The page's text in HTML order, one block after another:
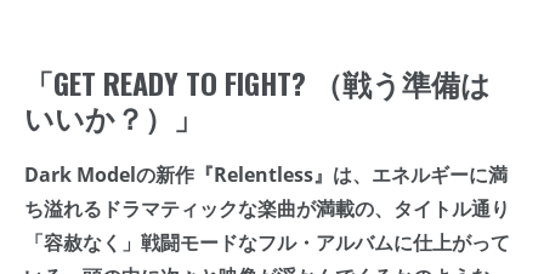
「GET READY TO FIGHT? （戦う準備は
いいか？）」
Dark Modelの新作『Relentless』は、エネルギーに満
ち溢れるドラマティックな楽曲が満載の、タイトル通り
「容赦なく」戦闘モードなフル・アルバムに仕上がって